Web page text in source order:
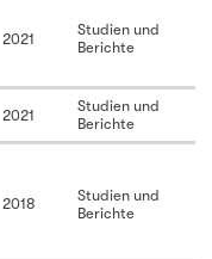
2021
Studien und
Berichte
2021
Studien und
Berichte
2018
Studien und
Berichte